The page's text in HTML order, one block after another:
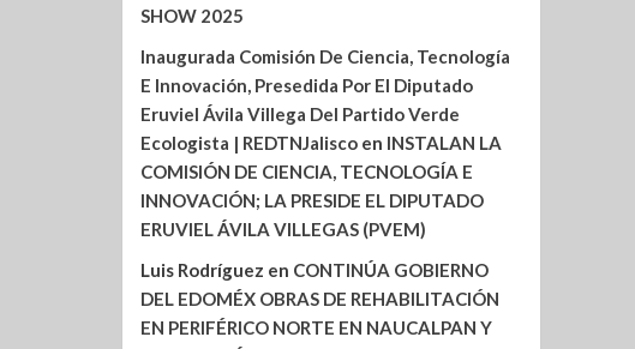
SHOW 2025
Inaugurada Comisión De Ciencia, Tecnología
E Innovación, Presedida Por El Diputado
Eruviel Ávila Villega Del Partido Verde
Ecologista | REDTNJaliscoen INSTALAN LA
COMISIÓN DE CIENCIA, TECNOLOGÍA E
INNOVACIÓN; LA PRESIDE EL DIPUTADO
ERUVIEL ÁVILA VILLEGAS (PVEM)
Luis Rodríguez en CONTINÚA GOBIERNO
DEL EDOMÉX OBRAS DE REHABILITACIÓN
EN PERIFÉRICO NORTE EN NAUCALPAN Y